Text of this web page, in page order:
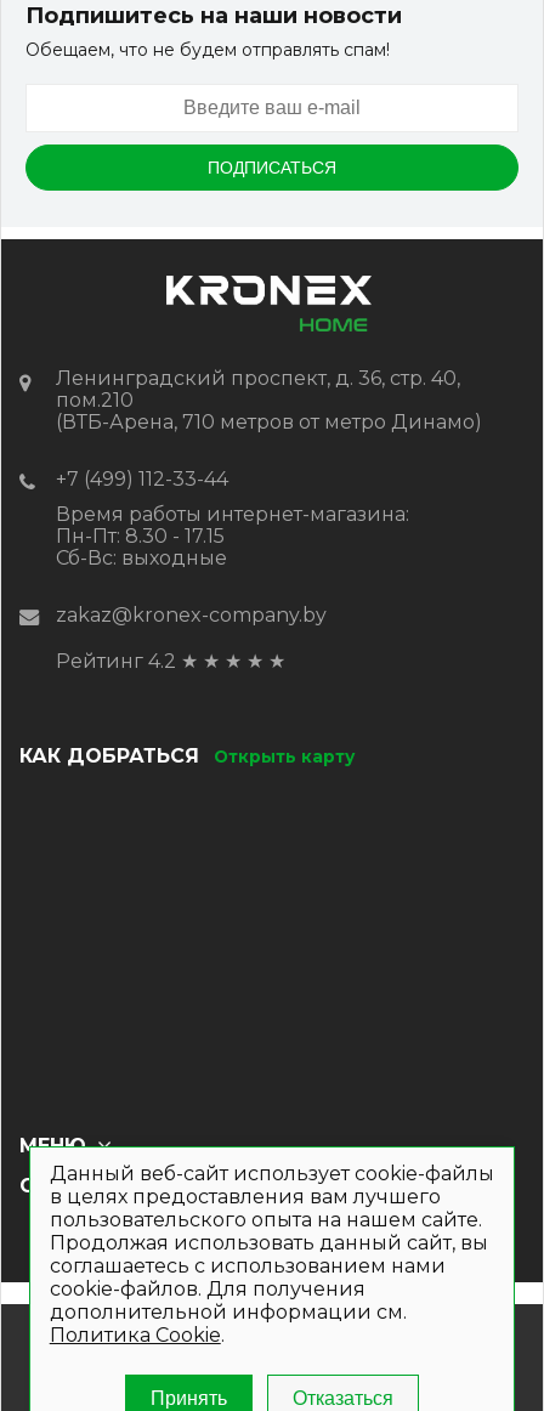
Подпишитесь на наши новости
Обещаем, что не будем отправлять спам!
Ленинградский проспект, д. 36, стр. 40,
пом.210
(ВТБ-Арена, 710 метров от метро Динамо)
+7 (499) 112-33-44
Время работы интернет-магазина:
Пн-Пт: 8.30 - 17.15
Сб-Вс: выходные
zakaz@kronex-company.by
Рейтинг 4.2 ★ ★ ★ ★ ★
КАК ДОБРАТЬСЯ Открыть карту
СОЦ СЕТИ
МЕНЮ
© 2019- 2026. Общество с ограниченной ответственностью
Информация на сайте носит рекламно-информационный
характер и не является публичной офертой. Для получения
Данный веб-сайт использует cookie-файлы
в целях предоставления вам лучшего
пользовательского опыта на нашем сайте.
Продолжая использовать данный сайт, вы
соглашаетесь с использованием нами
cookie-файлов. Для получения
дополнительной информации см.
Политика Cookie.
Принять Отказаться